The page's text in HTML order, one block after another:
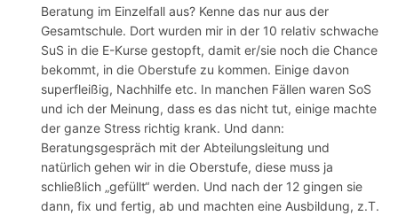
Beratung im Einzelfall aus? Kenne das nur aus der
Gesamtschule. Dort wurden mir in der 10 relativ schwache
SuS in die E-Kurse gestopft, damit er/sie noch die Chance
bekommt, in die Oberstufe zu kommen. Einige davon
superfleißig, Nachhilfe etc. In manchen Fällen waren SoS
und ich der Meinung, dass es das nicht tut, einige machte
der ganze Stress richtig krank. Und dann:
Beratungsgespräch mit der Abteilungsleitung und
natürlich gehen wir in die Oberstufe, diese muss ja
schließlich „gefüllt“ werden. Und nach der 12 gingen sie
dann, fix und fertig, ab und machten eine Ausbildung, z.T.